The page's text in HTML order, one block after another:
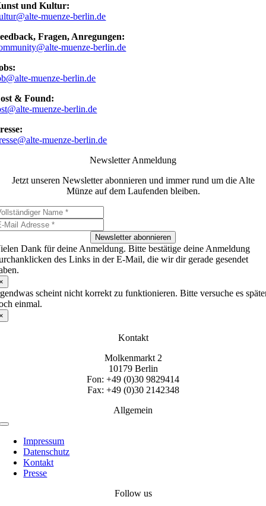
und Kultur:
muenze-berlin.de
Fragen, Anregungen:
muenze-berlin.de
muenze-berlin.de
& Found:
muenze-berlin.de
muenze-berlin.de
Newsletter Anmeldung
Jetzt unseren Newsletter abonnieren und immer rund um die Alte
Münze auf dem Laufenden bleiben.
Newsletter abonnieren
Dank für deine Anmeldung. Bitte bestätige deine Anmeldung
des Links in der E-Mail, die wir dir gerade gesendet
scheint nicht korrekt zu funktionieren. Bitte versuche es
einmal.
Kontakt
Molkenmarkt 2
10179 Berlin
Fon: +49 (0)30 9829414
Fax: +49 (0)30 2142348
Allgemein
Toggle
NavigationImpressum
Datenschutz
Kontakt
Presse
Follow us